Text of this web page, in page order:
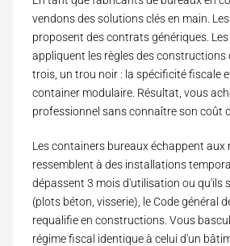
vendons des solutions clés en main.
proposent des contrats génériques.
appliquent les règles des constructions
trois, un trou noir : la spécificité fiscale
container modulaire. Résultat, vous
professionnel sans connaître son coût
Les containers bureaux échappent aux
ressemblent à des installations
dépassent 3 mois d'utilisation ou qu'ils
(plots béton, visserie), le Code général
requalifie en constructions. Vous
régime fiscal identique à celui d'un